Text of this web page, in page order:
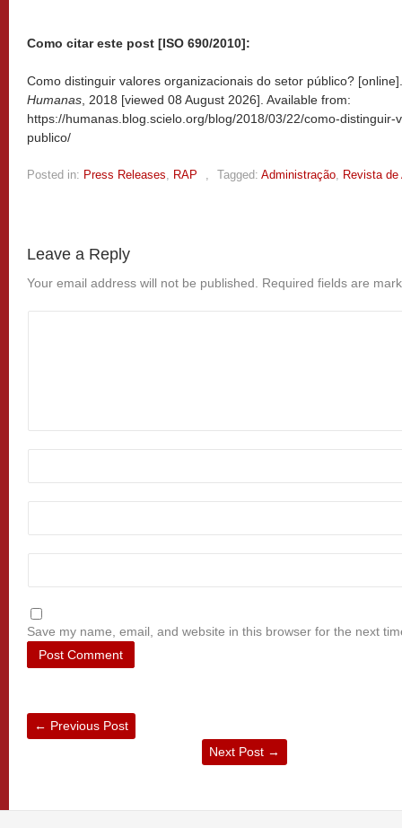
Como citar este post [ISO 690/2010]:
Como distinguir valores organizacionais do setor público?
Humanas , 2018 [viewed 08 August 2026]. Available from:
https://humanas.blog.scielo.org/blog/2018/03/22/como-
publico/
Posted in: Press Releases RAP Tagged: Administração Revista
Leave a Reply
Your email address will not be published. Required fields are
Save my name, email, and website in this browser for the next
← Previous Post
Next Post →